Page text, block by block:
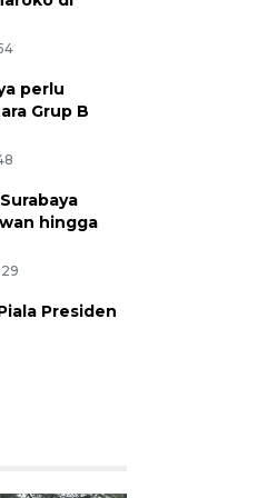
perlu
Grup B
hingga
Presiden